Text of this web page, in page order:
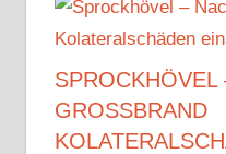
SPROCKHÖVEL
GROSSBRAND K